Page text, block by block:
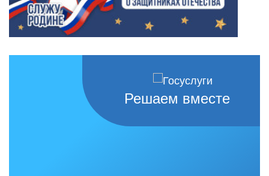
Решаем вместе